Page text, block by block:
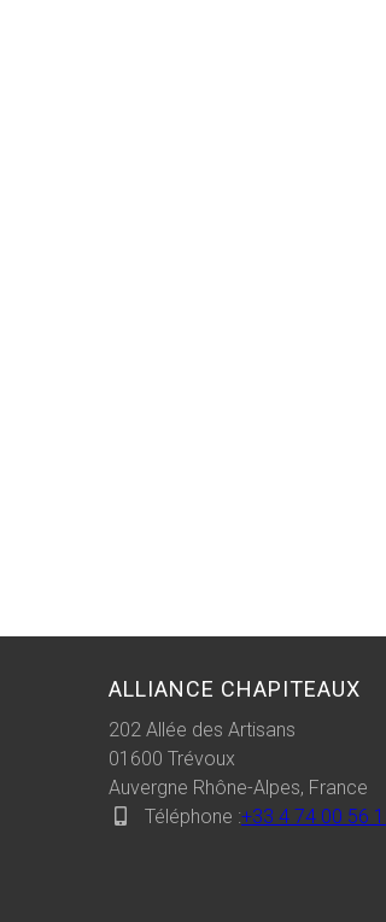
ALLIANCE CHAPITEAUX
202 Allée des Artisans
01600 Trévoux
Auvergne Rhône-Alpes, France
Téléphone :+33 4 74 00 56